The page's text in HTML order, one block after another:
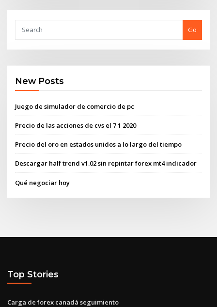
Go
New Posts
Juego de simulador de comercio de pc
Precio de las acciones de cvs el 7 1 2020
Precio del oro en estados unidos a lo largo del tiempo
Descargar half trend v1.02 sin repintar forex mt4 indicador
Qué negociar hoy
Top Stories
Carga de forex canadá seguimiento